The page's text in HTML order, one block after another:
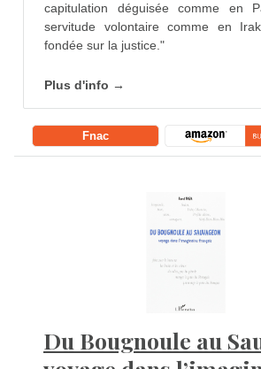
capitulation déguisée comme en
servitude volontaire comme en
fondée sur la justice."
Plus d'info →
Fnac
Du Bougnoule au